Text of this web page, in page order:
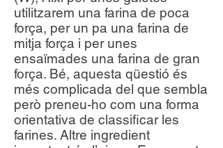
utilitzarem una farina de poca
força, per un pa una farina de
mitja força i per unes
ensaïmades una farina de gran
força. Bé, aquesta qüestió és
més complicada del que sembla
però preneu-ho com una forma
orientativa de classificar les
farines. Altre ingredient